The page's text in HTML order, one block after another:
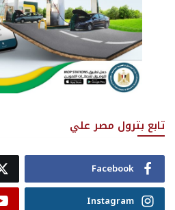
تابع بترول مصر علي
Facebook
Instagram